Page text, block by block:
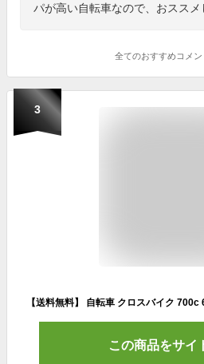
パが高い自転車なので、おススメ
全てのおすすめコメン
3
この商品をサイ